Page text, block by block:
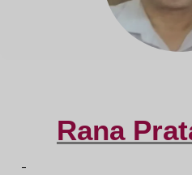
Rana
-